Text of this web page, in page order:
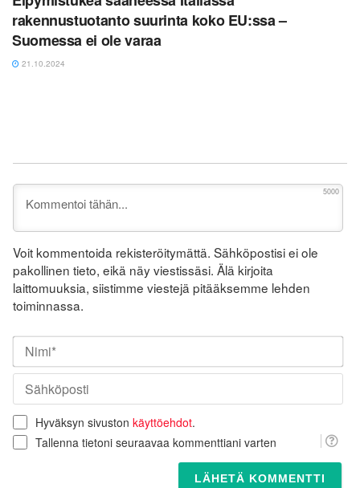
rakennustuotanto suurinta koko EU:ssa –
Suomessa ei ole varaa
21.10.2024
5000
Voit kommentoida rekisteröitymättä. Sähköpostisi ei ole
pakollinen tieto, eikä näy viestissäsi. Älä kirjoita
laittomuuksia, siistimme viestejä pitääksemme lehden
toiminnassa.
Hyväksyn sivuston käyttöehdot.
Tallenna tietoni seuraavaa kommenttiani varten